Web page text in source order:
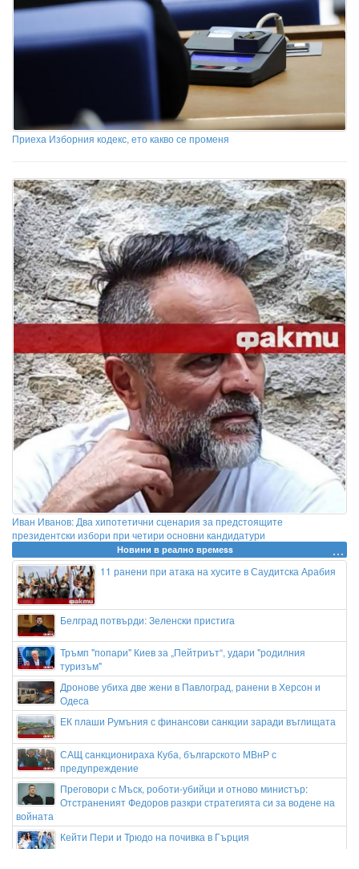
Приеха Изборния кодекс, ето какво се променя
Иван Иванов: Два хипотетични сценария за предстоящите
президентски избори при четири основни кандидатури
Новини в реално времеss
11 ранени при атака на хусите в Саудитска Арабия
Белград потвърди: Зеленски пристига
Тръмп "попари" Киев за „Пейтриът“, удари "родилния
туризъм"
Дронове убиха две жени в Павлоград, ранени в Херсон и
Одеса
ЕК плаши Румъния с финансови санкции заради въглищата
САЩ санкционираха Куба, българското МВнР с
предупреждение
Преговори с Мъск, роботи-убийци и отново министър:
Отстраненият Федоров разкри стратегията си за водене на
войната
Кейти Пери и Трюдо на почивка в Гърция